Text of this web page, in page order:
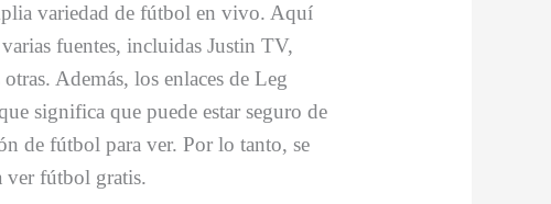
variedad de fútbol en vivo. Aquí
fuentes, incluidas Justin TV,
Además, los enlaces de Leg
significa que puede estar seguro de
de fútbol para ver. Por lo tanto, se
ver fútbol gratis.